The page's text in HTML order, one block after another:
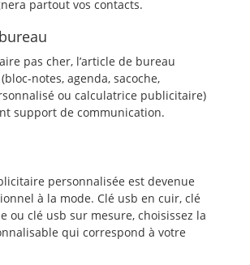
partout vos contacts.
pas cher, l’article de bureau
notes, agenda, sacoche,
ou calculatrice publicitaire)
support de communication.
personnalisée est devenue
à la mode. Clé usb en cuir, clé
ou clé usb sur mesure, choisissez la
qui correspond à votre